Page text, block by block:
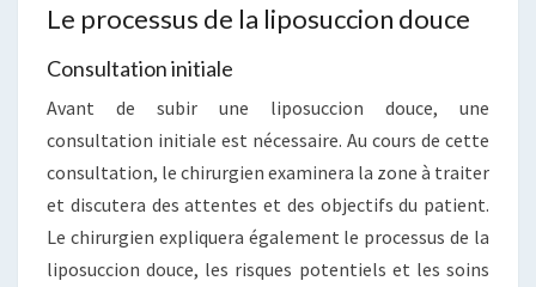
Le processus de la liposuccion douce
Consultation initiale
Avant de subir une liposuccion douce, une
consultation initiale est nécessaire. Au cours de cette
consultation, le chirurgien examinera la zone à traiter
et discutera des attentes et des objectifs du patient.
Le chirurgien expliquera également le processus de la
liposuccion douce, les risques potentiels et les soins